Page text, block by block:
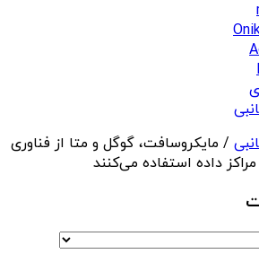
/ مایکروسافت، گوگل و متا از فناوری
داده استفاده می‌کنند